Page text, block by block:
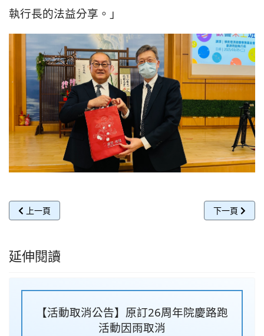
執行長的法益分享。」
上一篇文章: 大林、斗六慈濟醫院為緬泰強震受災祈福 匯聚愛心援
上一頁 下一篇文章:
下一頁
延伸閱讀
【活動取消公告】原訂26周年院慶路跑
活動因雨取消